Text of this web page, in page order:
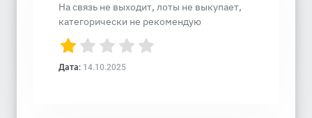
На связь не выходит, лоты не выкупает,
категорически не рекомендую
Дата: 14.10.2025